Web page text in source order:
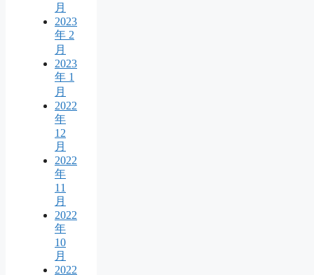
月
2023
年 2
月
2023
年 1
月
2022
年
12
月
2022
年
11
月
2022
年
10
月
2022